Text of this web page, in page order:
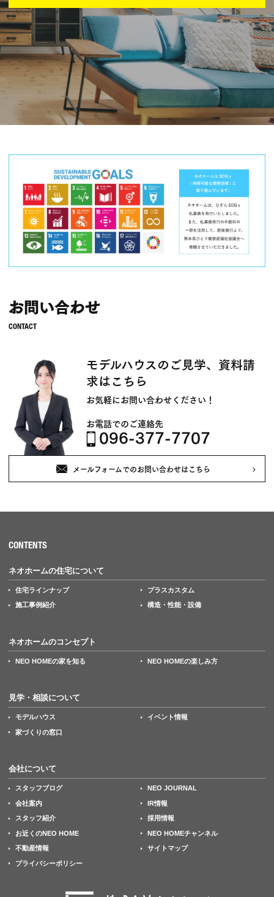
お問い合わせ
モデルハウスのご見学、資料請
求はこちら
お気軽にお問い合わせください！
お電話でのご連絡先
096-377-7707
メールフォームでのお問い合わせはこちら
CONTENTS
ネオホームの住宅について
住宅ラインナップ プラスカスタム
施工事例紹介 構造・性能・設備
ネオホームのコンセプト
NEO HOMEの家を知る NEO HOMEの楽しみ方
見学・相談について
モデルハウス イベント情報
家づくりの窓口
会社について
スタッフブログ NEO JOURNAL
会社案内 IR情報
スタッフ紹介 採用情報
お近くのNEO HOME NEO HOMEチャンネル
不動産情報 サイトマップ
プライバシーポリシー